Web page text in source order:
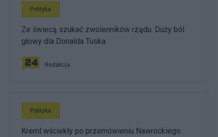
Polityka
Ze świecą szukać zwolenników rządu. Duży ból
głowy dla Donalda Tuska
Redakcja
Polityka
Kreml wściekły po przemówieniu Nawrockiego.